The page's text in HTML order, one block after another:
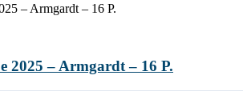
– Armgardt – 16 P.
2025 – Armgardt – 16 P.